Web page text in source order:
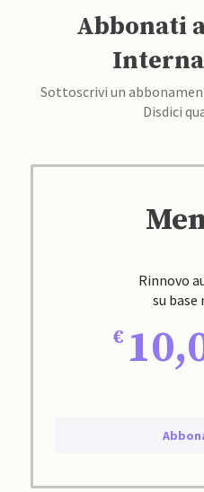
Abbonati
Sottoscrivi un
Disdici
Rinnovo
su base